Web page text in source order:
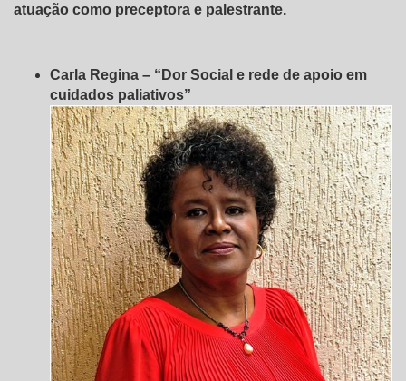
atuação como preceptora e palestrante.
Carla Regina – “Dor Social e rede de apoio em
cuidados paliativos”